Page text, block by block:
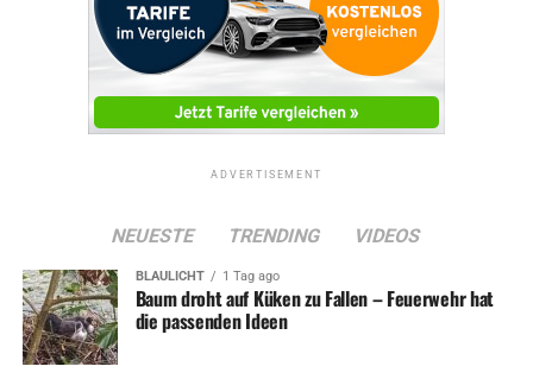
ADVERTISEMENT
NEUESTE TRENDING VIDEOS
BLAULICHT 1 Tag ago
Baum droht auf Küken zu Fallen – Feuerwehr hat
die passenden Ideen